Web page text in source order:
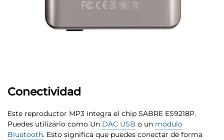
Conectividad
Este reproductor MP3 integra el chip SABRE ES9218P.
Puedes utilizarlo como Un DAC USB o un módulo
Bluetooth. Esto significa que puedes conectar de forma